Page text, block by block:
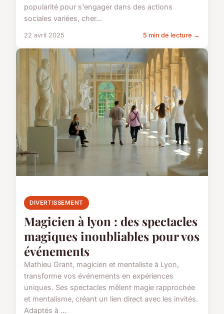
popularité pour s'engager dans des actions
sociales variées, cher...
22 avril 2025 5 min de lecture →
DIVERTISSEMENT
Magicien à lyon : des spectacles
magiques inoubliables pour vos
événements
Mathieu Grant, magicien et mentaliste à Lyon,
transforme vos événements en expériences
uniques. Ses spectacles mêlent magie rapprochée
et mentalisme, créant un lien direct avec les invités.
Adaptés à ...